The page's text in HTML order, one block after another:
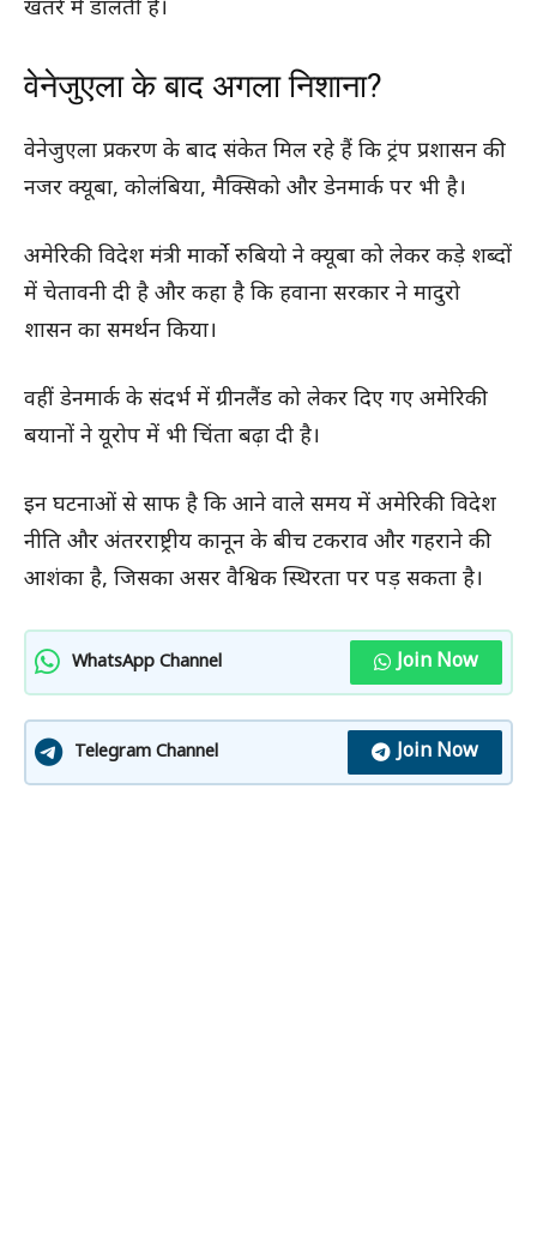
खतरे में डालती हैं।
वेनेजुएला के बाद अगला निशाना?
वेनेजुएला प्रकरण के बाद संकेत मिल रहे हैं कि ट्रंप प्रशासन की
नजर क्यूबा, कोलंबिया, मैक्सिको और डेनमार्क पर भी है।
अमेरिकी विदेश मंत्री मार्को रुबियो ने क्यूबा को लेकर कड़े शब्दों
में चेतावनी दी है और कहा है कि हवाना सरकार ने मादुरो
शासन का समर्थन किया।
वहीं डेनमार्क के संदर्भ में ग्रीनलैंड को लेकर दिए गए अमेरिकी
बयानों ने यूरोप में भी चिंता बढ़ा दी है।
इन घटनाओं से साफ है कि आने वाले समय में अमेरिकी विदेश
नीति और अंतरराष्ट्रीय कानून के बीच टकराव और गहराने की
आशंका है, जिसका असर वैश्विक स्थिरता पर पड़ सकता है।
WhatsApp Channel Join Now
Telegram Channel Join Now